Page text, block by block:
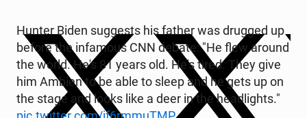
Hunter Biden sug­ge­sts his father was drugged up
before the in­fa­mo­us CNN debate: "He flew around
the world. He's 81 years old. He's tired. They give
him Ambien to be able to sleep and he gets up on
the stage and looks like a deer in the he­adli­ghts."